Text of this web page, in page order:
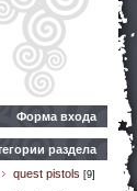
Форма входа
раздела
quest pistols [9]